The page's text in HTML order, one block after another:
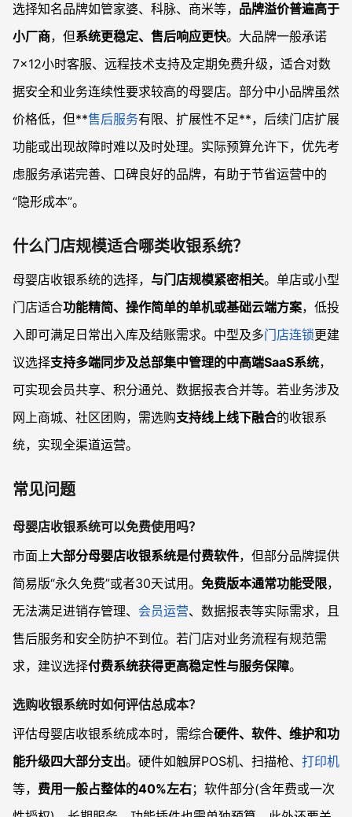
选择知名品牌如管家婆、科脉、商米等， 品牌溢价普遍高于
小厂商，但系统更稳定、售后响应更快。大品牌一般承诺
7×12小时客服、远程技术支持及定期免费升级，适合对数
据安全和业务连续性要求较高的母婴店。部分中小品牌虽然
价格低，但**售后服务有限、扩展性不足**，后续门店扩展
功能或出现故障时难以及时处理。实际预算允许下，优先考
虑服务承诺完善、口碑良好的品牌，有助于节省运营中的
“隐形成本”。
什么门店规模适合哪类收银系统？
母婴店收银系统的选择， 与门店规模紧密相关。单店或小型
门店适合功能精简、操作简单的单机或基础云端方案，低投
入即可满足日常出入库及结账需求。中型及多门店连锁更建
议选择支持多端同步及总部集中管理的中高端SaaS系统，
可实现会员共享、积分通兑、数据报表合并等。若业务涉及
网上商城、社区团购，需选购支持线上线下融合的收银系
统，实现全渠道运营。
常见问题
母婴店收银系统可以免费使用吗？
市面上大部分母婴店收银系统是付费软件，但部分品牌提供
简易版“永久免费”或者30天试用。 免费版本通常功能受限，
无法满足进销存管理、 会员运营、数据报表等实际需求，且
售后服务和安全防护不到位。若门店对业务流程有规范需
求，建议选择付费系统获得更高稳定性与服务保障。
选购收银系统时如何评估总成本？
评估母婴店收银系统成本时，需综合硬件、软件、维护和功
能升级四大部分支出。硬件如触屏POS机、扫描枪、 打印机
等， 费用一般占整体的40%左右；软件部分(含年费或一次